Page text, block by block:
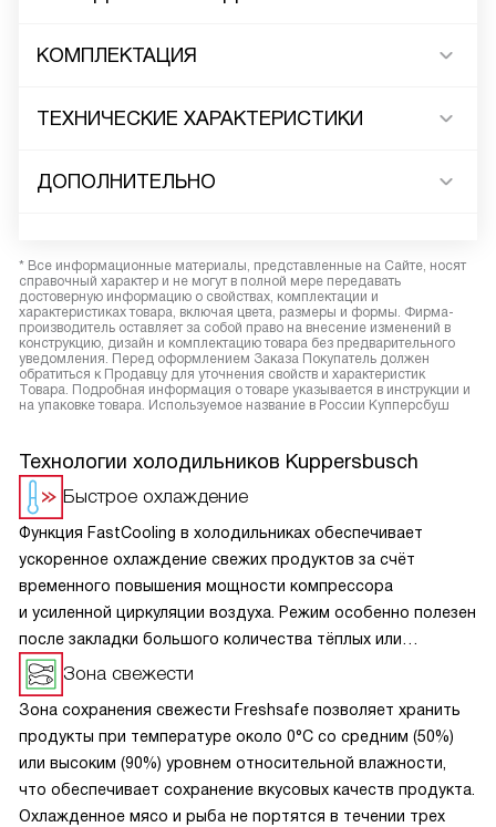
КОМПЛЕКТАЦИЯ
ТЕХНИЧЕСКИЕ ХАРАКТЕРИСТИКИ
ДОПОЛНИТЕЛЬНО
* Все информационные материалы, представленные на Сайте, носят
справочный характер и не могут в полной мере передавать
достоверную информацию о свойствах, комплектации и
характеристиках товара, включая цвета, размеры и формы. Фирма-
производитель оставляет за собой право на внесение изменений в
конструкцию, дизайн и комплектацию товара без предварительного
уведомления. Перед оформлением Заказа Покупатель должен
обратиться к Продавцу для уточнения свойств и характеристик
Товара. Подробная информация о товаре указывается в инструкции и
на упаковке товара. Используемое название в России Купперсбуш
Технологии холодильников Kuppersbusch
Быстрое охлаждение
Функция FastCooling в холодильниках обеспечивает
ускоренное охлаждение свежих продуктов за счёт
временного повышения мощности компрессора
и усиленной циркуляции воздуха. Режим особенно полезен
после закладки большого количества тёплых или
комнатных продуктов — он быстро снижает температуру,
предотвращая порчу и сохраняя свежесть. FastCooling
автоматически отключается через заданное время
(обычно 2–6 часов), возвращая технику к обычному
энергоэффективному режиму. Эта функция помогает
поддерживать оптимальный микроклимат.
Зона свежести
Зона сохранения свежести Freshsafe позволяет хранить
продукты при температуре около 0°C со средним (50%)
или высоким (90%) уровнем относительной влажности,
что обеспечивает сохранение вкусовых качеств продукта.
Охлажденное мясо и рыба не портятся в течении трех